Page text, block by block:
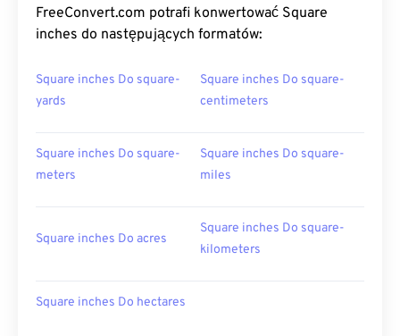
FreeConvert.com potrafi konwertować Square
inches do następujących formatów:
Square inches Do square-
yards
Square inches Do square-
centimeters
Square inches Do square-
meters
Square inches Do square-
miles
Square inches Do acres
Square inches Do square-
kilometers
Square inches Do hectares